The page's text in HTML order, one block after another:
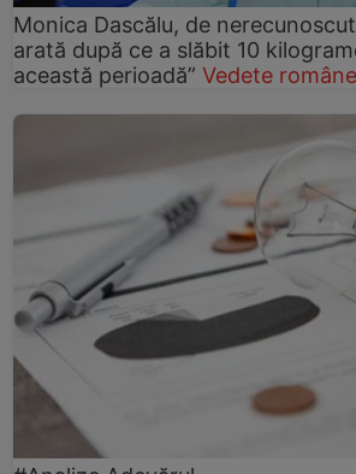
Monica Dascălu, de
arată după ce a slăbit 10
această perioadă” Vedete